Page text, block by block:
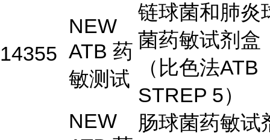
14355
NEW
ATB 药
敏测试
链球菌和肺炎
菌药敏试剂盒
（比色法ATB
STREP 5）
NEW
肠球菌药敏试